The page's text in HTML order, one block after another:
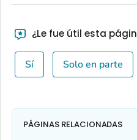
¿Le fue útil esta
Sí Solo en parte
PÁGINAS RELACIONADAS